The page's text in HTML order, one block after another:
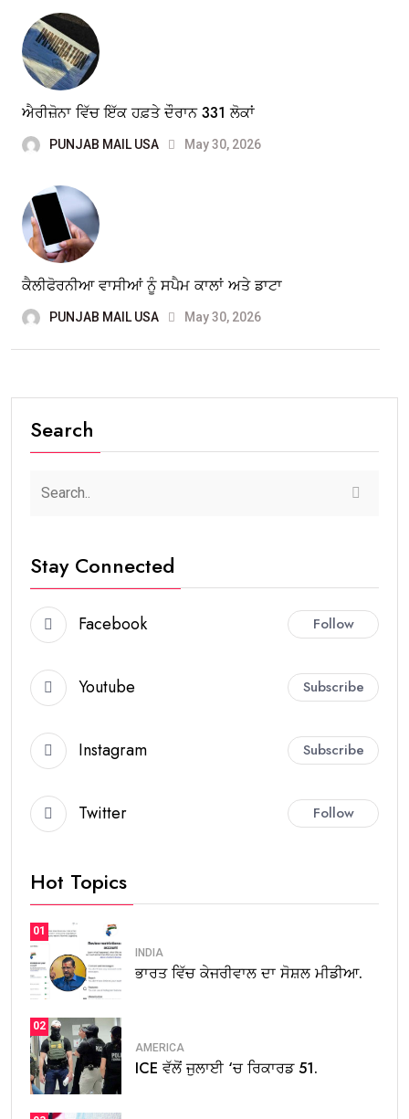
ਐਰੀਜ਼ੋਨਾ ਵਿੱਚ ਇੱਕ ਹਫ਼ਤੇ ਦੌਰਾਨ 331 ਲੋਕਾਂ
PUNJAB MAIL USA May 30, 2026
ਕੈਲੀਫੋਰਨੀਆ ਵਾਸੀਆਂ ਨੂੰ ਸਪੈਮ ਕਾਲਾਂ ਅਤੇ ਡਾਟਾ
PUNJAB MAIL USA May 30, 2026
Search
Stay Connected
Facebook Follow
Youtube Subscribe
Instagram Subscribe
Twitter Follow
Hot Topics
01
INDIA
ਭਾਰਤ ਵਿੱਚ ਕੇਜਰੀਵਾਲ ਦਾ ਸੋਸ਼ਲ ਮੀਡੀਆ.
02
AMERICA
ICE ਵੱਲੋਂ ਜੁਲਾਈ ‘ਚ ਰਿਕਾਰਡ 51.